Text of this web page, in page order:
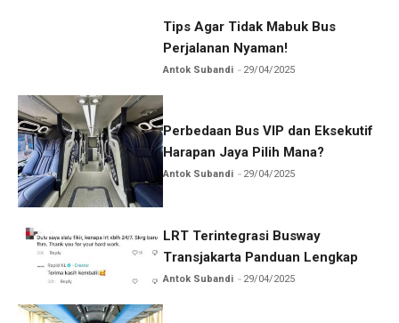
Tips Agar Tidak Mabuk Bus
Perjalanan Nyaman!
Antok Subandi 29/04/2025
Perbedaan Bus VIP dan Eksekutif
Harapan Jaya Pilih Mana?
Antok Subandi 29/04/2025
LRT Terintegrasi Busway
Transjakarta Panduan Lengkap
Antok Subandi 29/04/2025